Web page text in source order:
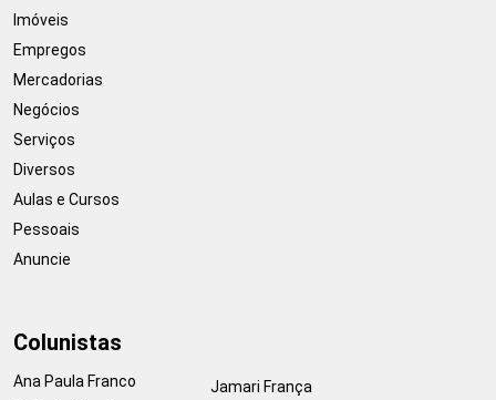
Imóveis
Empregos
Mercadorias
Negócios
Serviços
Diversos
Aulas e Cursos
Pessoais
Anuncie
Colunistas
Ana Paula Franco
Jamari França